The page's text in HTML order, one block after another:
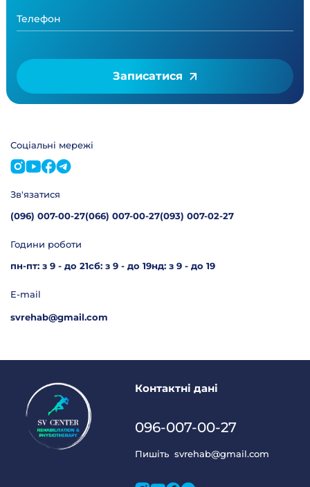
Записатися
Соціальні мережі
Зв'язатися
(096) 007-00-27(066) 007-00-27(093) 007-02-27
Години роботи
пн-пт: з 9 - до 21сб: з 9 - до 19нд: з 9 - до 19
E-mail
svrehab@gmail.com
Контактні дані
096-007-00-27
Пишітьsvrehab@gmail.com